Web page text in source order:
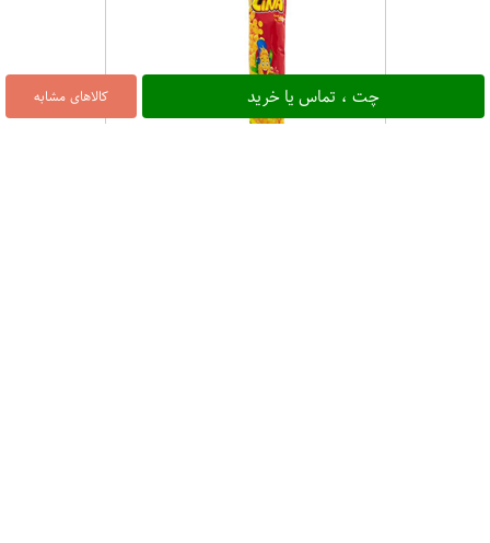
کالاهای مشابه چت ، تماس یا خرید